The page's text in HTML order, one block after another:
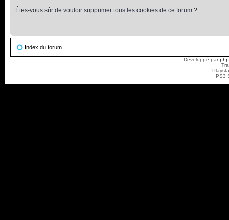
Êtes-vous sûr de vouloir supprimer tous les cookies de ce forum ?
Index du forum
Développé par
PS3